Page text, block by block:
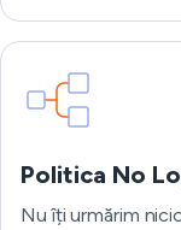
Politica No
Nu îți urmărim